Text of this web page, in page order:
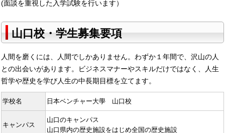
(面談を重視した入学試験を行います）
山口校・学生募集要項
人間を磨くには、人間でしかありません。わずか１年間で、沢山の人
との出会いがあります。ビジネスマナーやスキルだけではなく、人生
哲学や歴史を学び人生の中長期目標を立てます。
学校名 日本ベンチャー大學 山口校
キャンパス
山口のキャンパス
山口県内の歴史施設をはじめ全国の歴史施設